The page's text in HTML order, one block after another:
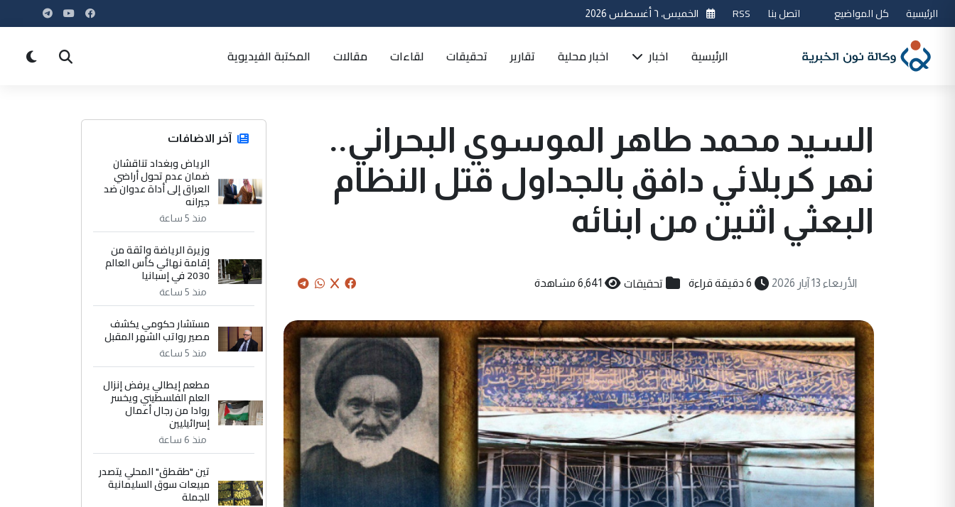
الرئيسية كل المواضيع اتصل بنا RSS الخميس، ٦ أغسطس 2026
الرئيسية اخبار اخبار محلية تقارير تحقيقات لقاءات مقالات المكتبة الفيديوية
السيد محمد طاهر الموسوي البحراني..
نهر كربلائي دافق بالجداول قتل النظام
البعثي اثنين من ابنائه
الأربعاء 13 آيار 2026 6 دقيقة قراءة تحقيقات 6,641 مشاهدة
آخر الاضافات
الرياض وبغداد تناقشان
ضمان عدم تحول أراضي
العراق إلى أداة عدوان ضد
جيرانه
منذ 5 ساعة
وزيرة الرياضة واثقة من
إقامة نهائي كأس العالم
2030 في إسبانيا
منذ 5 ساعة
مستشار حكومي يكشف
مصير رواتب الشهر المقبل
منذ 5 ساعة
مطعم إيطالي يرفض إنزال
العلم الفلسطيني ويخسر
روادا من رجال أعمال
إسرائيليين
منذ 6 ساعة
تين "طقطق" المحلي يتصدر
مبيعات سوق السليمانية
للجملة